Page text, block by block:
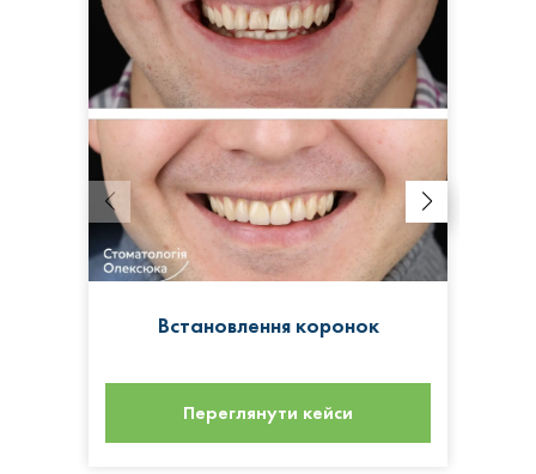
Встановлення коронок
Переглянути кейси